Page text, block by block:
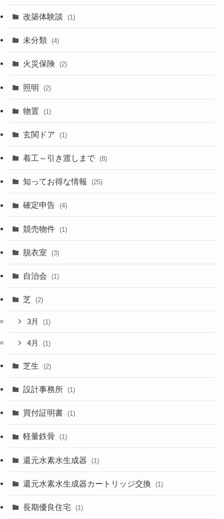
改築体験談 (1)
未分類 (4)
火災保険 (2)
照明 (2)
物置 (1)
玄関ドア (1)
着工～引き渡しまで (8)
知ってお得な情報 (25)
確定申告 (4)
競売物件 (1)
脱衣室 (3)
自治会 (1)
芝 (2)
3月 (1)
4月 (1)
芝生 (2)
設計事務所 (1)
買付証明書 (1)
軽量鉄骨 (1)
還元水素水生成器 (1)
還元水素水生成器カートリッジ交換 (1)
長期優良住宅 (1)